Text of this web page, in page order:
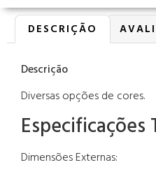
DESCRIÇÃO
Descrição
Diversas opções de cores.
Especificações
Dimensões Externas: